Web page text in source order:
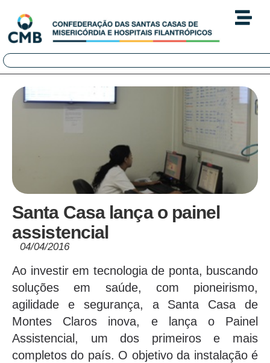
Santa Casa lança o painel
assistencial
04/04/2016
Ao investir em tecnologia de ponta, buscando
soluções em saúde, com pioneirismo,
agilidade e segurança, a Santa Casa de
Montes Claros inova, e lança o Painel
Assistencial, um dos primeiros e mais
completos do país. O objetivo da instalação é